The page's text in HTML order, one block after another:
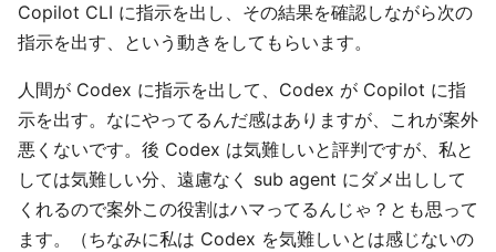
Copilot CLI に指示を出し、その結果を確認しながら次の
指示を出す、という動きをしてもらいます。
人間が Codex に指示を出して、Codex が Copilot に指
示を出す。なにやってるんだ感はありますが、これが案外
悪くないです。後 Codex は気難しいと評判ですが、私と
しては気難しい分、遠慮なく sub agent にダメ出しして
くれるので案外この役割はハマってるんじゃ？とも思って
ます。（ちなみに私は Codex を気難しいとは感じないの